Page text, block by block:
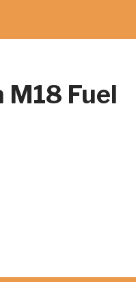
M18 Fuel